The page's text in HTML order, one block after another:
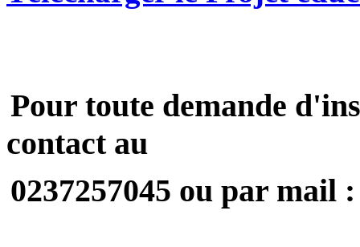
Pour toute demande
contact au
0237257045 ou par mail